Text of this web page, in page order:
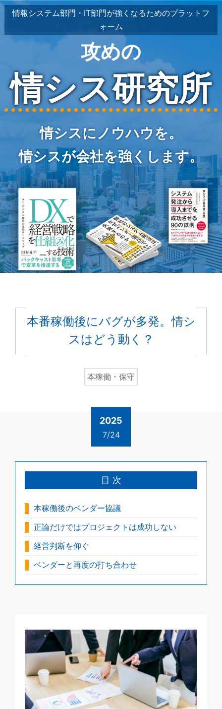
情報システム部門・IT部門が強くなるためのプラットフ
ォーム
攻めの
情シス研究所
情シスにノウハウを。
情シスが会社を強くします。
本番稼働後にバグが多発。情シ
スはどう動く？
本稼働・保守
2025
7/24
目 次
本稼働後のベンダー協議
正論だけではプロジェクトは成功しない
経営判断を仰ぐ
ベンダーと再度の打ち合わせ